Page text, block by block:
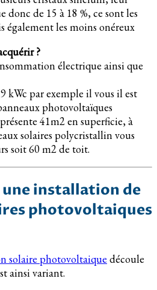
donc de 15 à 18 %, ce sont les
également les moins onéreux
?
électrique ainsi que
kWc par exemple il vous il est
photovoltaïques
41m2 en superficie, à
solaires polycristallin vous
soit 60 m2 de toit.
installation de
photovoltaiques
solaire photovoltaique découle
ainsi variant.